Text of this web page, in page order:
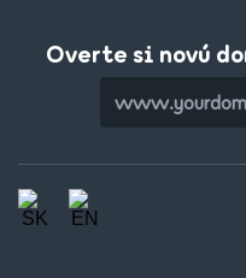
Overte si novú